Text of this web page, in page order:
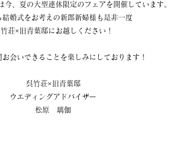
今、夏の大型連休限定のフェアを開催しています。
結婚式をお考えの新郎新婦様も是非一度
荘×旧青葉邸にお越しください！
お会いできることを楽しみにしております！
呉竹荘×旧青葉邸
ウエディングアドバイザー
松原　璃伽